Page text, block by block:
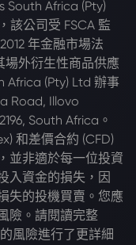
South Africa (Pty)
該公司受 FSCA 監
年金融市場法
場外衍生性商品供應
Africa (Pty) Ltd 辦事
Road, Illovo
South Africa。
和差價合約 (CFD)
並非適於每一位投資
入資金的損失，因
失的投機買賣。您應
險。請閱讀完整
風險進行了更詳細